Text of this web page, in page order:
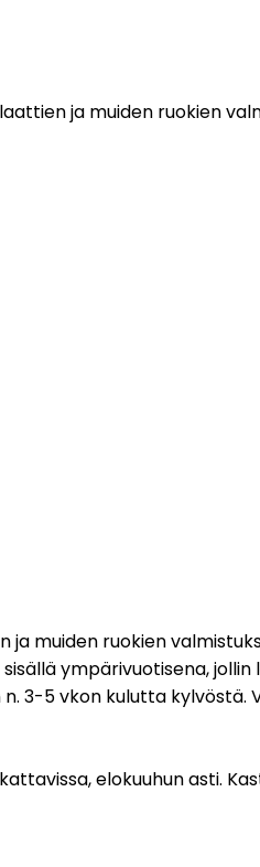
ja muiden ruokien
ja muiden ruokien
ympärivuotisena,
3-5 vkon kulutta
elokuuhun asti.